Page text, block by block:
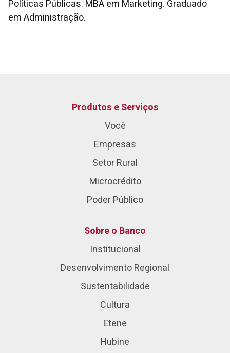
Políticas Públicas. MBA em Marketing. Graduado
em Administração.
Produtos e Serviços
Você
Empresas
Setor Rural
Microcrédito
Poder Público
Sobre o Banco
Institucional
Desenvolvimento Regional
Sustentabilidade
Cultura
Etene
Hubine